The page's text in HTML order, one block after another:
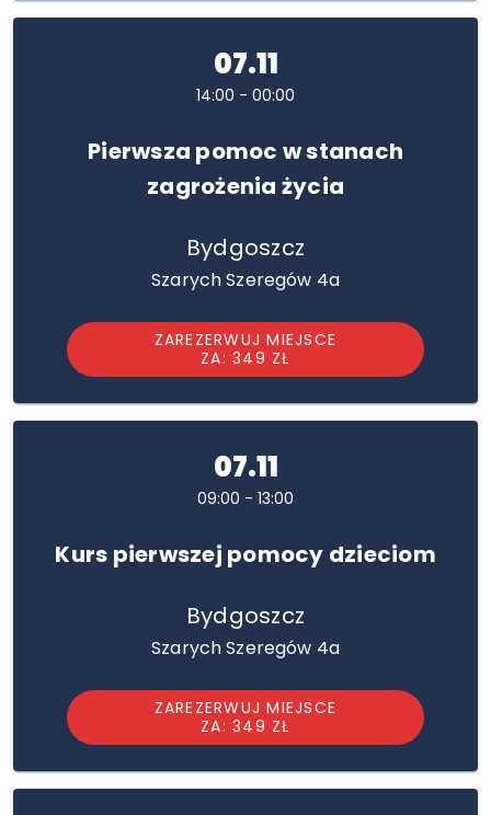
07.11
14:00 - 00:00
Pierwsza pomoc w stanach
zagrożenia życia
Bydgoszcz
Szarych Szeregów 4a
ZAREZERWUJ MIEJSCE
ZA: 349 ZŁ
07.11
09:00 - 13:00
Kurs pierwszej pomocy dzieciom
Bydgoszcz
Szarych Szeregów 4a
ZAREZERWUJ MIEJSCE
ZA: 349 ZŁ